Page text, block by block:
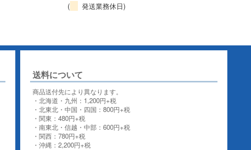
(
発送業務休日)
送料について
商品送付先により異なります。
・北海道・九州：1,200円+税
・北東北・中国・四国：800円+税
・関東：480円+税
・南東北・信越・中部：600円+税
・関西：780円+税
・沖縄：2,200円+税